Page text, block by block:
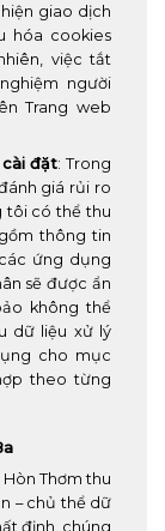
giao dịch
hóa cookies
việc tắt
người
Trang web
đặt: Trong
giá rủi ro
tôi có thể thu
thông tin
ứng dụng
sẽ được ẩn
không thể
dữ liệu xử lý
cho mục
theo từng
Thơm thu
– chủ thể dữ
định, chúng